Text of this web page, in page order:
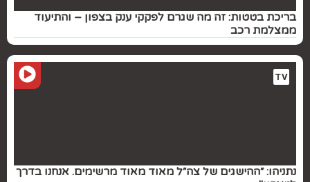
בריכת בטטות: זה מה שגרם לפקקי ענק בצפון – והתיעוד
ממצלמת רכב
נתניהו: ״ההישגים של צה״ל מאוד מאוד מרשימים. אנחנו בדרך
TV